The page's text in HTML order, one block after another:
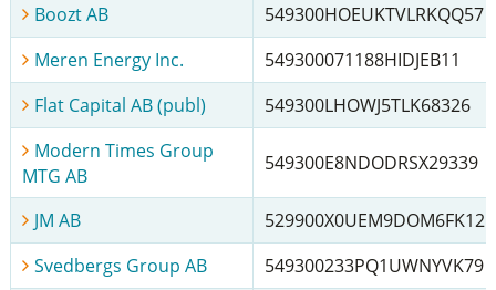
Boozt AB
549300HOEUKTVLRKQQ57
Meren Energy Inc.
549300071188HIDJEB11
Flat Capital AB (publ)
549300LHOWJ5TLK68326
Modern Times Group
MTG AB
549300E8NDODRSX29339
JM AB
529900X0UEM9DOM6FK12
Svedbergs Group AB
549300233PQ1UWNYVK79